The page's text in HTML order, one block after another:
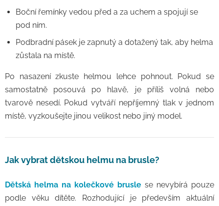
Boční řemínky vedou před a za uchem a spojují se
pod ním.
Podbradní pásek je zapnutý a dotažený tak, aby helma
zůstala na místě.
Po nasazení zkuste helmou lehce pohnout. Pokud se
samostatně posouvá po hlavě, je příliš volná nebo
tvarově nesedí. Pokud vytváří nepříjemný tlak v jednom
místě, vyzkoušejte jinou velikost nebo jiný model.
Jak vybrat dětskou helmu na brusle?
Dětská helma na kolečkové brusle se nevybírá pouze
podle věku dítěte. Rozhodující je především aktuální